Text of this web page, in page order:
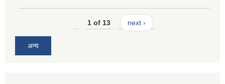
1 of 13 next ›
अन्य